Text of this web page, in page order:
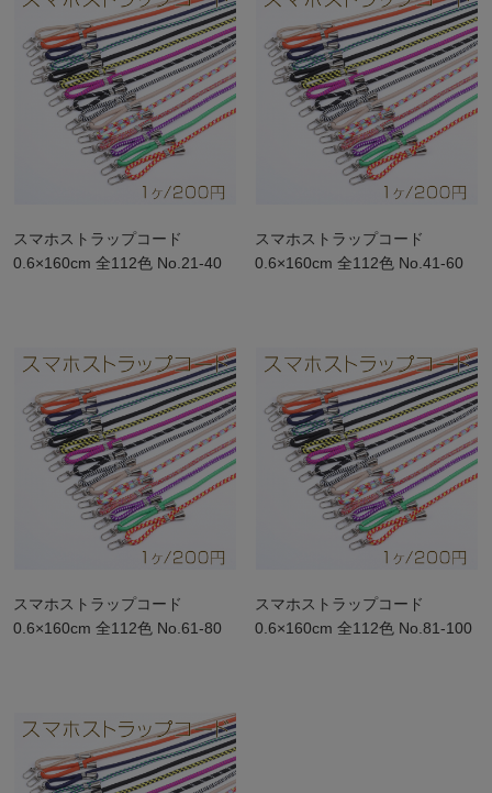
スマホストラップコード
0.6×160cm 全112色 No.21-40
スマホストラップコード
0.6×160cm 全112色 No.41-60
スマホストラップコード
0.6×160cm 全112色 No.61-80
スマホストラップコード
0.6×160cm 全112色 No.81-100